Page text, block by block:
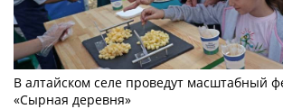
В алтайском селе проведут масштабный
«Сырная деревня»